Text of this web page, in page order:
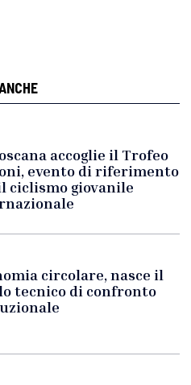
accoglie il Trofeo
evento di riferimento
ciclismo giovanile
circolare, nasce il
tecnico di confronto